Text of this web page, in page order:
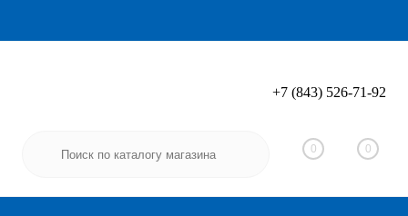
Вход Регистрация
+7 (843) 526-71-92
0 0